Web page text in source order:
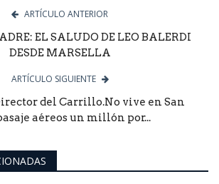
ARTÍCULO ANTERIOR
EL SALUDO DE LEO BALERDI
DESDE MARSELLA
ARTÍCULO SIGUIENTE
del Carrillo.No vive en San
aéreos un millón por...